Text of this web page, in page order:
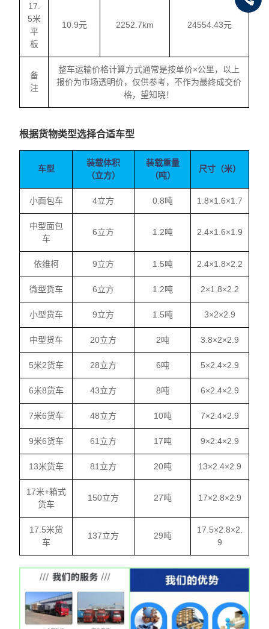
17.
5米
平
板
10.9元 2252.7km 24554.43元
备
注
整车运输价格计算方式通常是按单价×公里，以上
报价为市场透明价，仅供参考，不作为最终成交价
格，望知晓！
根据货物类型选择合适车型
车型
装载体积
（立方）
装载重量
（吨）
尺寸（米）
小面包车 4立方 0.8吨 1.8×1.6×1.7
中型面包
车
6立方 1.2吨 2.4×1.6×1.9
依维柯 9立方 1.5吨 2.4×1.8×2.2
微型货车 6立方 1.2吨 2×1.8×2.2
小型货车 9立方 1.5吨 3×2×2.9
中型货车 20立方 2吨 3.8×2×2.9
5米2货车 28立方 6吨 5×2.4×2.9
6米8货车 43立方 8吨 6×2.4×2.9
7米6货车 48立方 10吨 7×2.4×2.9
9米6货车 61立方 17吨 9×2.4×2.9
13米货车 81立方 20吨 13×2.4×2.9
17米+箱式
货车
150立方 27吨 17×2.8×2.9
17.5米货
车
137立方 29吨
17.5×2.8×2.
9